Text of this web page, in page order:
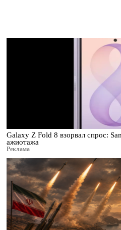
Galaxy Z Fold 8 взорвал спрос:
ажиотажа
Реклама